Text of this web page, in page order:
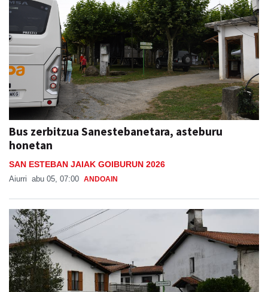
Bus zerbitzua Sanestebanetara, asteburu
honetan
SAN ESTEBAN JAIAK GOIBURUN 2026
Aiurri abu 05, 07:00 ANDOAIN